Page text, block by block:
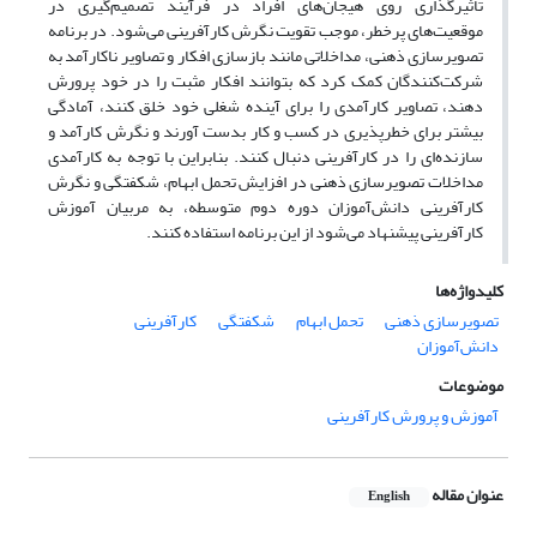
موقعیت‌های پرخطر، موجب تقویت نگرش کارآفرینی می‌شود. در برنامه
تصویرسازی ذهنی، مداخلاتی مانند بازسازی افکار و تصاویر ناکارآمد به
شرکت‌کنندگان کمک کرد که بتوانند افکار مثبت را در خود پرورش
دهند، تصاویر کارآمدی را برای آینده شغلی خود خلق کنند، آمادگی
بیشتر برای خطرپذیری در کسب و کار بدست آورند و نگرش کارآمد و
سازنده‌ای را در کارآفرینی دنبال کنند. بنابراین با توجه به کارآمدی
مداخلات تصویرسازی ذهنی در افزایش تحمل ابهام، شکفتگی و نگرش
کارآفرینی دانش‌آموزان دوره دوم متوسطه، به مربیان آموزش
کارآفرینی پیشنهاد می‌شود از این برنامه‌ استفاده کنند.
کلیدواژه‌ها
تصویرسازی ذهنی
تحمل ابهام شکفتگی کارآفرینی
دانش‌آموزان
موضوعات
آموزش و پرورش کارآفرینی
عنوان مقاله English